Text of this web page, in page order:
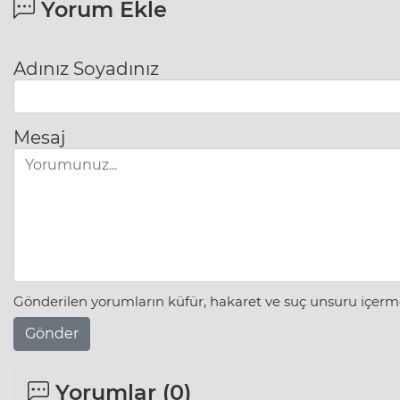
Yorum Ekle
Adınız Soyadınız
Mesaj
Gönderilen yorumların küfür, hakaret ve suç unsuru
Gönder
Yorumlar (0)